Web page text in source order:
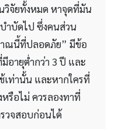
วิจัยทั้งหมด หาจุดที่มัน
ำบัดไป ซึ่งคนส่วน
ณนี้ที่ปลอดภัย” มีข้อ
อายุต่ำกว่า 3 ปี และ
เท่านั้น และหากใครที่
รือไม่ ควรลองทาที่
วจสอบก่อนได้